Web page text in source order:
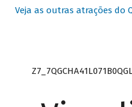
Veja as outras atrações do